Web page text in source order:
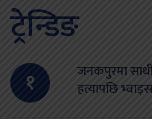
ट्रेन्डिङ
१
जनकपुरमा
हत्यापछि